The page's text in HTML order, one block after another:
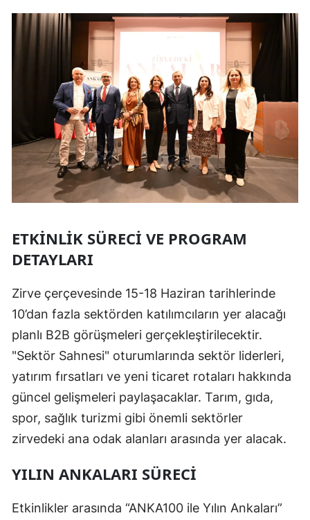
ETKINLIK SÜRECI VE PROGRAM
DETAYLARI
Zirve çerçevesinde 15-18 Haziran tarihlerinde
10’dan fazla sektörden katılımcıların yer alacağı
planlı B2B görüşmeleri gerçekleştirilecektir.
"Sektör Sahnesi" oturumlarında sektör liderleri,
yatırım fırsatları ve yeni ticaret rotaları hakkında
güncel gelişmeleri paylaşacaklar. Tarım, gıda,
spor, sağlık turizmi gibi önemli sektörler
zirvedeki ana odak alanları arasında yer alacak.
YILIN ANKALARI SÜRECI
Etkinlikler arasında “ANKA100 ile Yılın Ankaları”